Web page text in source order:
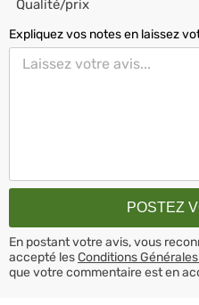
Qualité/prix
Expliquez vos notes en laissez
En postant votre avis, vous
accepté lesConditions
que votre commentaire est en